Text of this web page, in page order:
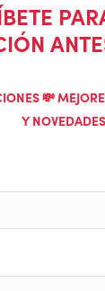
💸
Y NOVEDADES